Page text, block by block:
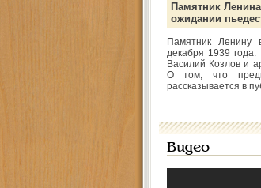
Памятник
ожидании
Памятник
декабря 1939
Василий Козлов и
О том, что
рассказывается в
Видео